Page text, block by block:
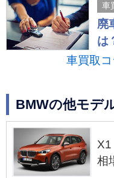
車
廃
は
車買取
BMWの他モデ
X1
相